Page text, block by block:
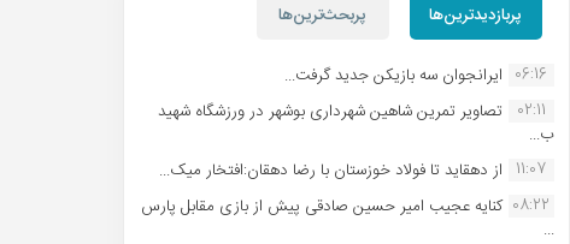
پربازدیدترین‌ها پربحث‌ترین‌ها
06:16 ایرانجوان سه بازیکن جدید گرفت...
02:11
تصاویر تمرین شاهین شهردارى بوشهر در ورزشگاه شهید
ب...
11:07 از دهقاید تا فولاد خوزستان با رضا دهقان:افتخار میک...
08:22 کنایه عجیب امیر حسین صادقی پیش از بازی مقابل پارس
...